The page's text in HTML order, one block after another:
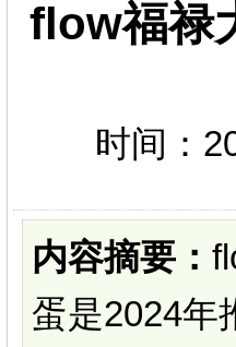
flow福禄
时间：
内容摘要：
蛋是2024年